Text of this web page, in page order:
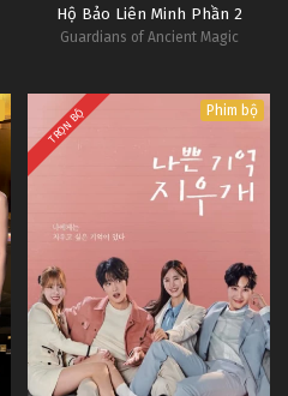
Hộ Bảo Liên Minh Phần 2
Guardians of Ancient Magic
TRỌN BỘ Phim bộ